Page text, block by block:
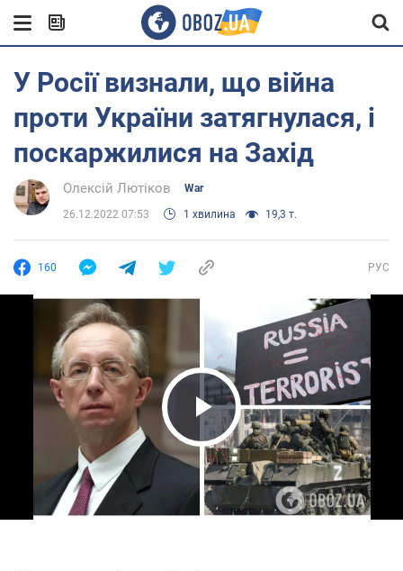
У Росії визнали, що війна
проти України затягнулася, і
поскаржилися на Захід
Олексій Лютіков War
26.12.2022 07:53 1 хвилина 19,3 т.
160 РУС
Play Video